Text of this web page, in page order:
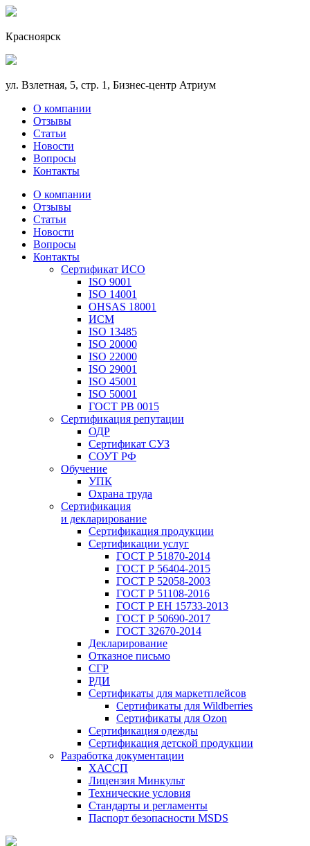
Красноярск
ул. Взлетная, 5, стр. 1, Бизнес-центр Атриум
О компании
Отзывы
Статьи
Новости
Вопросы
Контакты
О компании
Отзывы
Статьи
Новости
Вопросы
Контакты
Сертификат ИСО
ISO 9001
ISO 14001
OHSAS 18001
ИСМ
ISO 13485
ISO 20000
ISO 22000
ISO 29001
ISO 45001
ISO 50001
ГОСТ РВ 0015
Сертификация репутации
ОДР
Сертификат СУЗ
СОУТ РФ
Обучение
УПК
Охрана труда
Сертификация
и декларирование
Сертификация продукции
Сертификации услуг
ГОСТ Р 51870-2014
ГОСТ Р 56404-2015
ГОСТ Р 52058-2003
ГОСТ Р 51108-2016
ГОСТ Р ЕН 15733-2013
ГОСТ Р 50690-2017
ГОСТ 32670-2014
Декларирование
Отказное письмо
СГР
РДИ
Сертификаты для маркетплейсов
Сертификаты для Wildberries
Сертификаты для Ozon
Сертификация одежды
Сертификация детской продукции
Разработка документации
ХАССП
Лицензия Минкульт
Технические условия
Стандарты и регламенты
Паспорт безопасности MSDS